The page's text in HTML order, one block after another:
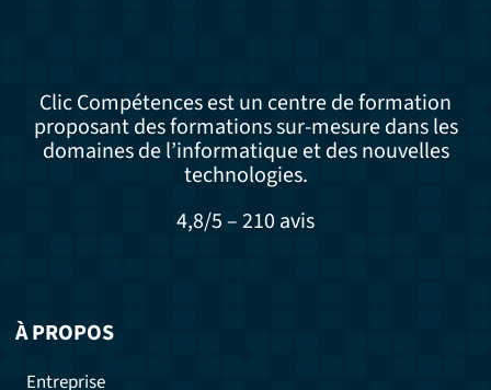
Clic Compétences est un centre de formation
proposant des formations sur-mesure dans les
domaines de l’informatique et des nouvelles
technologies.
4,8/5 – 210 avis
À PROPOS
Entreprise